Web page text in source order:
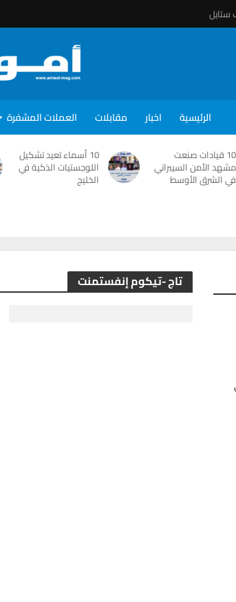
ستايل
الرئيسية اخبار مقابلات العملات المشفرة
10 قيادات صنعت
مشهد الأمن السيبراني
في الشرق الأوسط
10 أسماء تعيد تشكيل
اللوجستيات الذكية في
الخليج
تاج -تيكوم إنفستمنت